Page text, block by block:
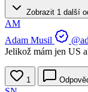
Zobrazit 1 další
AM
Adam Musil
Jelikož mám jen US
1